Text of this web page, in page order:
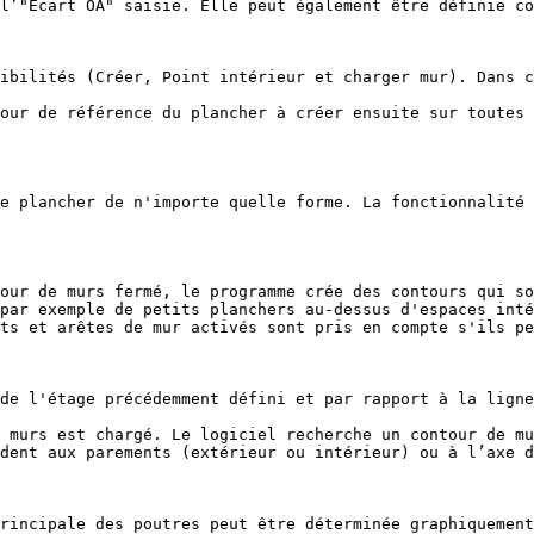
OA" saisie. Elle peut également être définie
(Créer, Point intérieur et charger mur).
de référence du plancher à créer ensuite sur toutes
plancher de n'importe quelle forme. La
de murs fermé, le programme crée des contours qui
de petits planchers au-dessus d'espaces
et arêtes de mur activés sont pris en compte s'ils
l'étage précédemment défini et par rapport à la
est chargé. Le logiciel recherche un contour de
aux parements (extérieur ou intérieur) ou à l’axe
des poutres peut être déterminée